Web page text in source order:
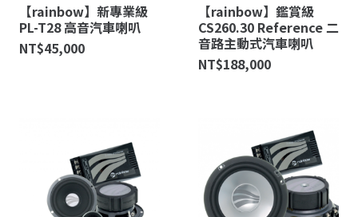
【rainbow】新專業級
PL-T28 高音汽車喇叭
NT$45,000
【rainbow】鑑賞級
CS260.30 Reference 二
音路主動式汽車喇叭
NT$188,000